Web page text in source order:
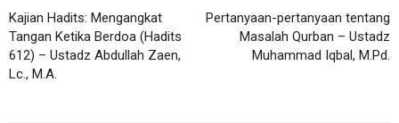
Kajian Hadits: Mengangkat
Tangan Ketika Berdoa (Hadits
612) – Ustadz Abdullah Zaen,
Lc., M.A.
Pertanyaan-pertanyaan tentang
Masalah Qurban – Ustadz
Muhammad Iqbal, M.Pd.